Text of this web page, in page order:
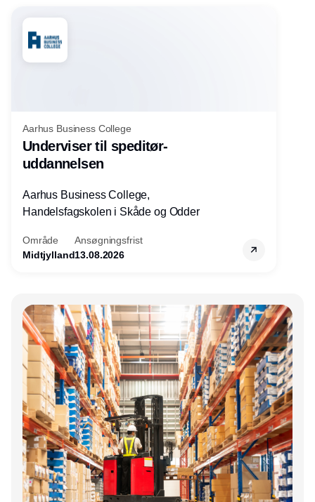
Aarhus Business College
Underviser til speditør-
uddannelsen
Aarhus Business College,
Handelsfagskolen i Skåde og Odder
Område
Midtjylland
Ansøgningsfrist
13.08.2026
Annonce